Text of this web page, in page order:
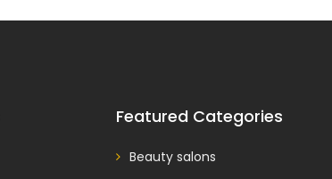
Featured Categories
Beauty salons